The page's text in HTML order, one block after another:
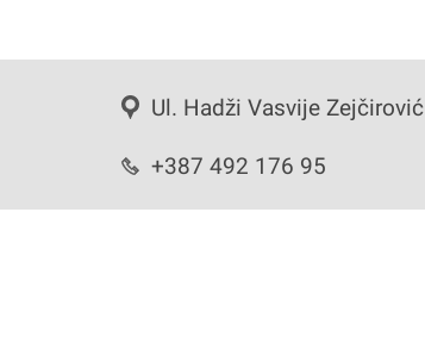
Ul. Hadži Vasvije Zejčirović
+387 492 176 95